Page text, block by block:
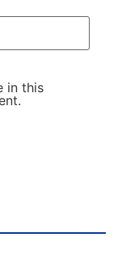
in this